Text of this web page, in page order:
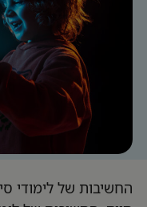
החשיבות של לימודי